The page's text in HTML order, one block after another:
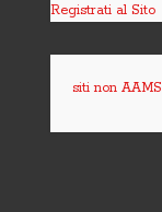
Registrati al Sito
siti non AAMS